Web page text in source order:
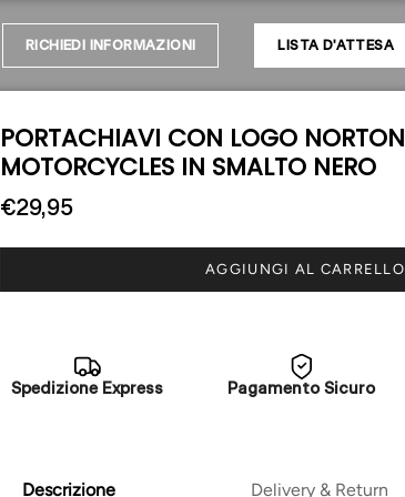
RICHIEDI INFORMAZIONI LISTA D'ATTESA
PORTACHIAVI CON LOGO NORTON
MOTORCYCLES IN SMALTO NERO
€29,95
AGGIUNGI AL CARRELLO
Spedizione Express Pagamento Sicuro
Descrizione Delivery & Return